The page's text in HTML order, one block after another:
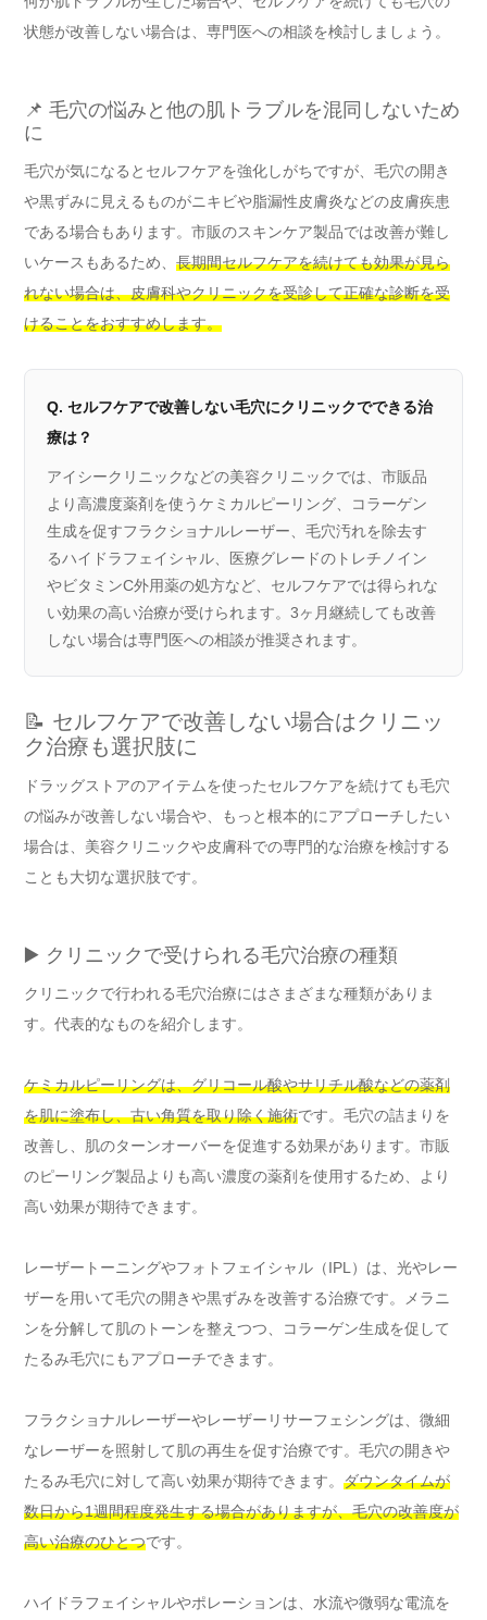
状態が改善しない場合は、専門医への相談を検討しましょう。
📌 毛穴の悩みと他の肌トラブルを混同しないため
に
毛穴が気になるとセルフケアを強化しがちですが、毛穴の開き
や黒ずみに見えるものがニキビや脂漏性皮膚炎などの皮膚疾患
である場合もあります。市販のスキンケア製品では改善が難し
いケースもあるため、 長期間セルフケアを続けても効果が見ら
れない場合は、皮膚科やクリニックを受診して正確な診断を受
けることをおすすめします。
Q. セルフケアで改善しない毛穴にクリニックでできる治
療は？
アイシークリニックなどの美容クリニックでは、市販品
より高濃度薬剤を使うケミカルピーリング、コラーゲン
生成を促すフラクショナルレーザー、毛穴汚れを除去す
るハイドラフェイシャル、医療グレードのトレチノイン
やビタミンC外用薬の処方など、セルフケアでは得られな
い効果の高い治療が受けられます。3ヶ月継続しても改善
しない場合は専門医への相談が推奨されます。
📝 セルフケアで改善しない場合はクリニッ
ク治療も選択肢に
ドラッグストアのアイテムを使ったセルフケアを続けても毛穴
の悩みが改善しない場合や、もっと根本的にアプローチしたい
場合は、美容クリニックや皮膚科での専門的な治療を検討する
ことも大切な選択肢です。
▶️ クリニックで受けられる毛穴治療の種類
クリニックで行われる毛穴治療にはさまざまな種類がありま
す。代表的なものを紹介します。
ケミカルピーリングは、グリコール酸やサリチル酸などの薬剤
を肌に塗布し、古い角質を取り除く施術です。毛穴の詰まりを
改善し、肌のターンオーバーを促進する効果があります。市販
のピーリング製品よりも高い濃度の薬剤を使用するため、より
高い効果が期待できます。
レーザートーニングやフォトフェイシャル（IPL）は、光やレー
ザーを用いて毛穴の開きや黒ずみを改善する治療です。メラニ
ンを分解して肌のトーンを整えつつ、コラーゲン生成を促して
たるみ毛穴にもアプローチできます。
フラクショナルレーザーやレーザーリサーフェシングは、微細
なレーザーを照射して肌の再生を促す治療です。毛穴の開きや
たるみ毛穴に対して高い効果が期待できます。 ダウンタイムが
数日から1週間程度発生する場合がありますが、毛穴の改善度が
高い治療のひとつです。
ハイドラフェイシャルやポレーションは、水流や微弱な電流を